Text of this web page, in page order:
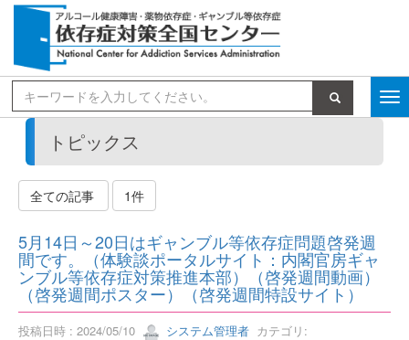
検索
トピックス
全ての記事 1件
5月14日～20日はギャンブル等依存症問題啓発週
間です。（体験談ポータルサイト：内閣官房ギャ
ンブル等依存症対策推進本部）（啓発週間動画）
（啓発週間ポスター）（啓発週間特設サイト）
投稿日時 : 2024/05/10 システム管理者 カテゴリ: